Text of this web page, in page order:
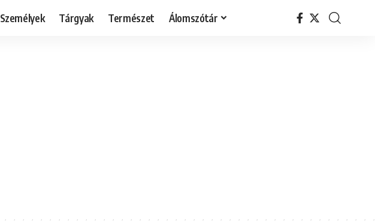
Személyek Tárgyak Természet Álomszótár